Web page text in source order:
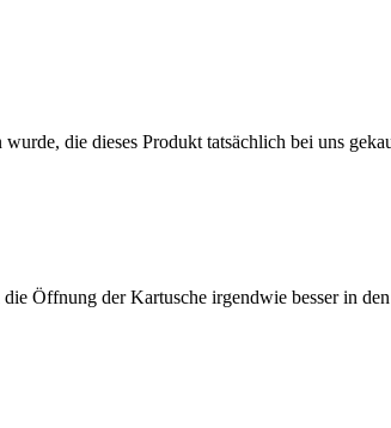
die dieses Produkt tatsächlich bei uns
Öffnung der Kartusche irgendwie besser in